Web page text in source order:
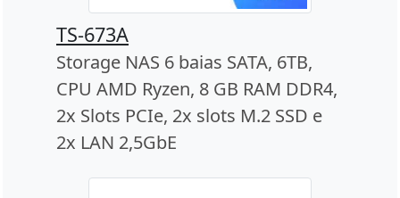
TS-673A
Storage NAS 6 baias SATA, 6TB,
CPU AMD Ryzen, 8 GB RAM DDR4,
2x Slots PCIe, 2x slots M.2 SSD e
2x LAN 2,5GbE